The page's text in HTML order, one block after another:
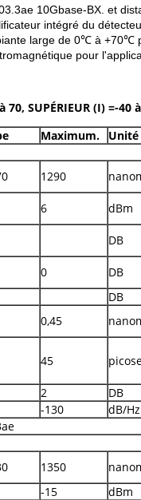
10Gbase-BX. et
intégré du
large de 0℃ à +70℃
pour
SUPÉRIEUR (I) =-40
Maximum. Unité
1290
6 dBm
DB
0 DB
DB
0,45
45
2
DB
-130
dB/Hz
1350
-15 dBm